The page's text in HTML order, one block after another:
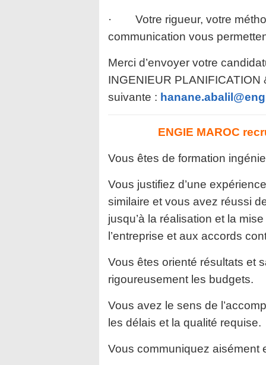
· Votre rigueur, votre
communication vous
Merci d’envoyer votre
INGENIEUR PLANIFICATION
suivante :
ENGIE MAROC
Vous êtes de formation
Vous justifiez d’une
similaire et vous avez réussi
jusqu’à la réalisation et la
l’entreprise et aux accords
Vous êtes orienté résultats et
rigoureusement les budgets.
Vous avez le sens de
les délais et la qualité requise.
Vous communiquez aisément